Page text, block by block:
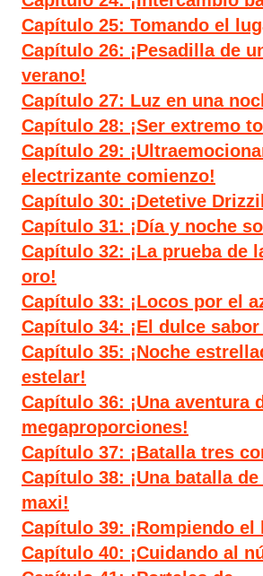
Capítulo 25: Tomando el
Capítulo 26: ¡Pesadilla de
verano!
Capítulo 27: Luz en una
Capítulo 28: ¡Ser extremo
Capítulo 29:
electrizante comienzo!
Capítulo 30: ¡Detetive
Capítulo 31: ¡Día y noche
Capítulo 32: ¡La prueba de
oro!
Capítulo 33: ¡Locos por el
Capítulo 34: ¡El dulce
Capítulo 35: ¡Noche
estelar!
Capítulo 36: ¡Una aventura
megaproporciones!
Capítulo 37: ¡Batalla tres
Capítulo 38: ¡Una batalla
maxi!
Capítulo 39: ¡Rompiendo el
Capítulo 40: ¡Cuidando al